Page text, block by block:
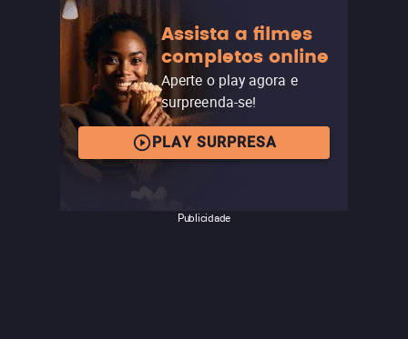
queimaduras terríveis para voltar aos autódromos e
continuar na disputa do título mundial de 1976.
Limite da Emoçãoé um filme que reconta os principais
eventos daquele fatídico ano, com uma ótima direção de
Ron Howard (
Uma Mente Brilhante) e com sequências de
corrida recriadas de forma extremamente meticulosa.
Daniel Brühl e Chris Hemsworth estão ótimos nos papéis
dos icônicos pilotos, em um longa-metragem que entrega
na medida certa a ação das pistas e o drama humano
dos esportistas e de seus times.
Assista a filmes
completos online
Aperte o play agora e
surpreenda-se!
PLAY SURPRESA
Publicidade